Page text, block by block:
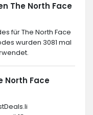
The North Face
für The North Face
wurden 3081 mal
North Face